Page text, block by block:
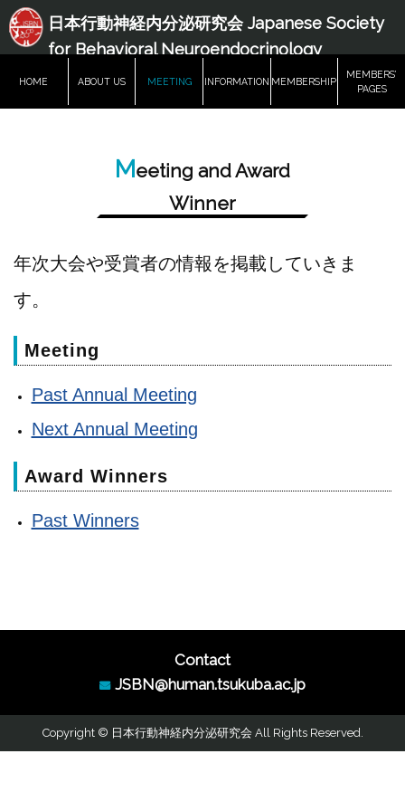
日本行動神経内分泌研究会 Japanese Society
for Behavioral Neuroendocrinology
HOME ABOUT US MEETING INFORMATION MEMBERSHIP
MEMBERS’
PAGES
Meeting and Award
Winner
年次大会や受賞者の情報を掲載していきま
す。
Meeting
Past Annual Meeting
Next Annual Meeting
Award Winners
Past Winners
Contact
JSBN@human.tsukuba.ac.jp
Copyright © 日本行動神経内分泌研究会 All Rights Reserved.